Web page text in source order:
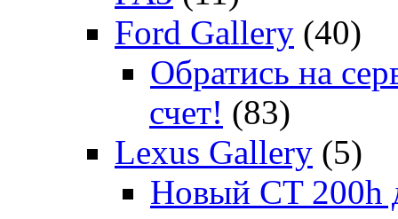
Ford Gallery (40)
Обратись на
счет! (83)
Lexus Gallery (5)
Новый CT 200h